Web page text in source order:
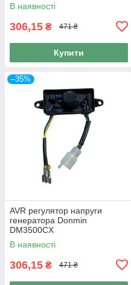
В наявності
306,15 ₴ 471 ₴
Купити
–35%
AVR регулятор напруги
генератора Donmin
DM3500CX
В наявності
306,15 ₴ 471 ₴